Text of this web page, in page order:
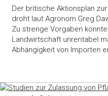
Der britische Aktionsplan
droht laut Agronom Greg
Zu strenge Vorgaben
Landwirtschaft unrentabel
Abhängigkeit von Importen